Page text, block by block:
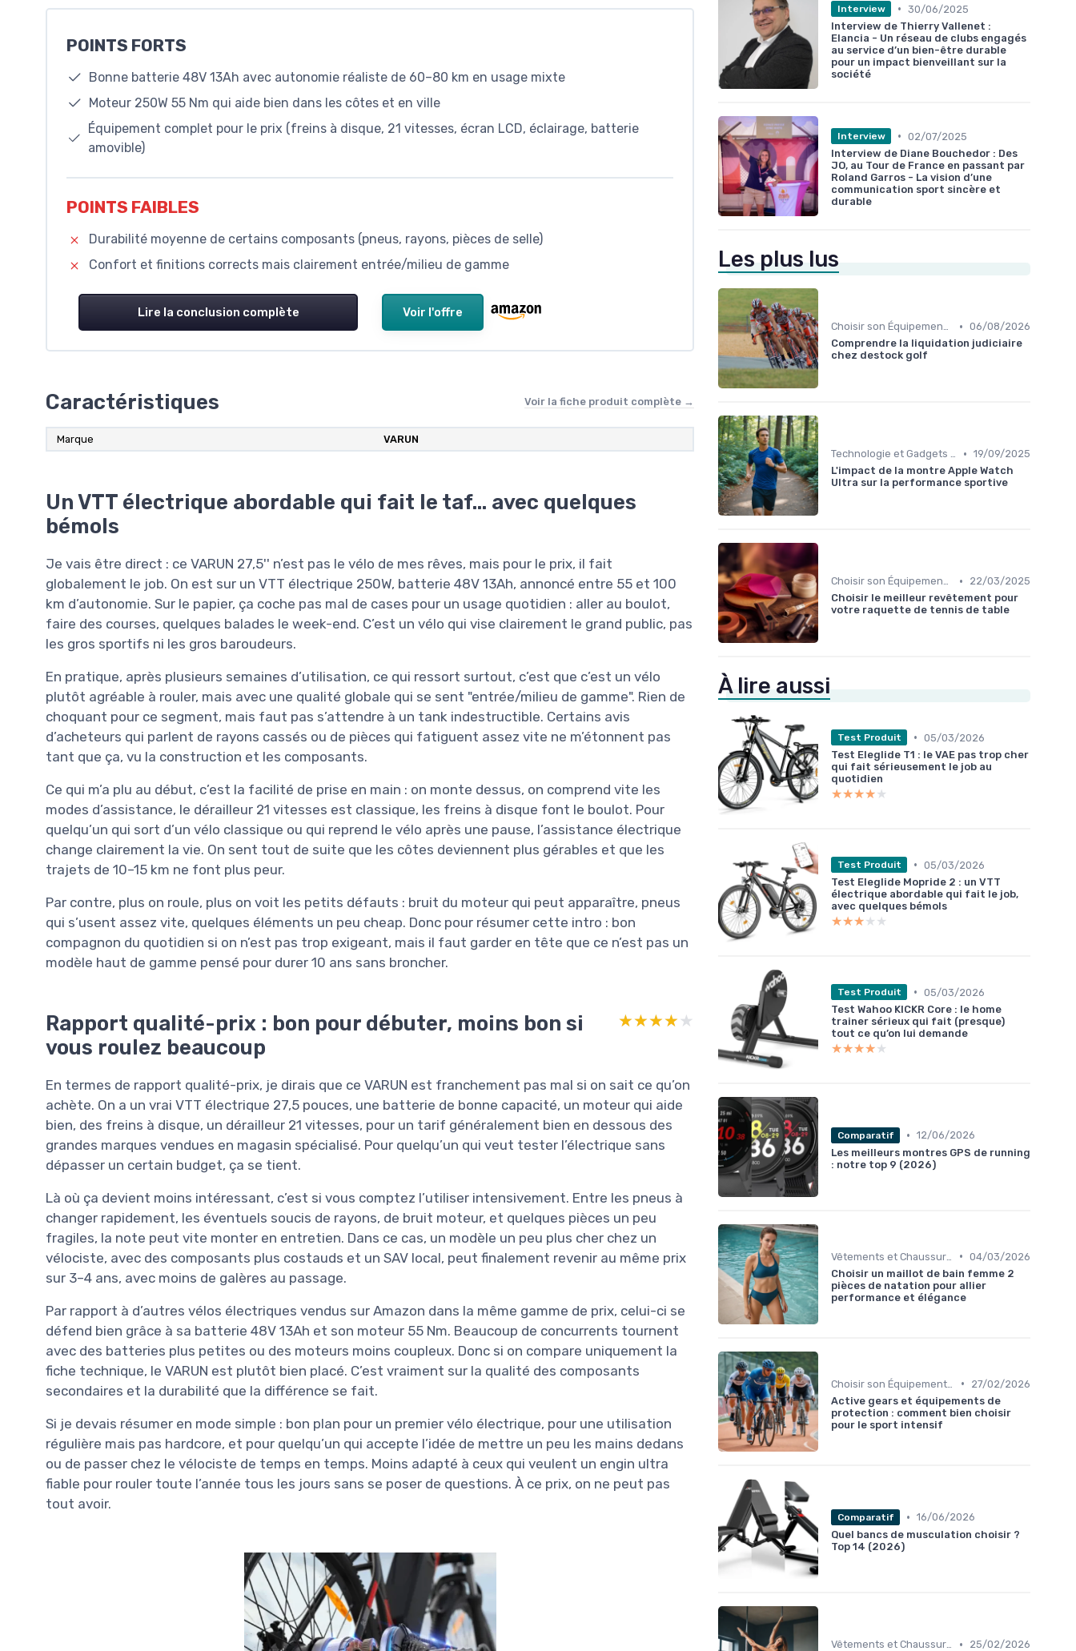
POINTS FORTS
Bonne batterie 48V 13Ah avec autonomie réaliste de 60–80 km en usage mixte
Moteur 250W 55 Nm qui aide bien dans les côtes et en ville
Équipement complet pour le prix (freins à disque, 21 vitesses, écran LCD, éclairage, batterie
amovible)
POINTS FAIBLES
Durabilité moyenne de certains composants (pneus, rayons, pièces de selle)
Confort et finitions corrects mais clairement entrée/milieu de gamme
Lire la conclusion complète Voir l'offre
Caractéristiques Voir la fiche produit complète →
Marque ‎VARUN
Un VTT électrique abordable qui fait le taf… avec quelques
bémols
Je vais être direct : ce VARUN 27,5'' n’est pas le vélo de mes rêves, mais pour le prix, il fait
globalement le job. On est sur un VTT électrique 250W, batterie 48V 13Ah, annoncé entre 55 et 100
km d’autonomie. Sur le papier, ça coche pas mal de cases pour un usage quotidien : aller au boulot,
faire des courses, quelques balades le week-end. C’est un vélo qui vise clairement le grand public, pas
les gros sportifs ni les gros baroudeurs.
En pratique, après plusieurs semaines d’utilisation, ce qui ressort surtout, c’est que c’est un vélo
plutôt agréable à rouler, mais avec une qualité globale qui se sent "entrée/milieu de gamme". Rien de
choquant pour ce segment, mais faut pas s’attendre à un tank indestructible. Certains avis
d’acheteurs qui parlent de rayons cassés ou de pièces qui fatiguent assez vite ne m’étonnent pas
tant que ça, vu la construction et les composants.
Ce qui m’a plu au début, c’est la facilité de prise en main : on monte dessus, on comprend vite les
modes d’assistance, le dérailleur 21 vitesses est classique, les freins à disque font le boulot. Pour
quelqu’un qui sort d’un vélo classique ou qui reprend le vélo après une pause, l’assistance électrique
change clairement la vie. On sent tout de suite que les côtes deviennent plus gérables et que les
trajets de 10–15 km ne font plus peur.
Par contre, plus on roule, plus on voit les petits défauts : bruit du moteur qui peut apparaître, pneus
qui s’usent assez vite, quelques éléments un peu cheap. Donc pour résumer cette intro : bon
compagnon du quotidien si on n’est pas trop exigeant, mais il faut garder en tête que ce n’est pas un
modèle haut de gamme pensé pour durer 10 ans sans broncher.
Rapport qualité-prix : bon pour débuter, moins bon si
vous roulez beaucoup
★★★★★
★★★★★
En termes de rapport qualité-prix, je dirais que ce VARUN est franchement pas mal si on sait ce qu’on
achète. On a un vrai VTT électrique 27,5 pouces, une batterie de bonne capacité, un moteur qui aide
bien, des freins à disque, un dérailleur 21 vitesses, pour un tarif généralement bien en dessous des
grandes marques vendues en magasin spécialisé. Pour quelqu’un qui veut tester l’électrique sans
dépasser un certain budget, ça se tient.
Là où ça devient moins intéressant, c’est si vous comptez l’utiliser intensivement. Entre les pneus à
changer rapidement, les éventuels soucis de rayons, de bruit moteur, et quelques pièces un peu
fragiles, la note peut vite monter en entretien. Dans ce cas, un modèle un peu plus cher chez un
vélociste, avec des composants plus costauds et un SAV local, peut finalement revenir au même prix
sur 3–4 ans, avec moins de galères au passage.
Par rapport à d’autres vélos électriques vendus sur Amazon dans la même gamme de prix, celui-ci se
défend bien grâce à sa batterie 48V 13Ah et son moteur 55 Nm. Beaucoup de concurrents tournent
avec des batteries plus petites ou des moteurs moins coupleux. Donc si on compare uniquement la
fiche technique, le VARUN est plutôt bien placé. C’est vraiment sur la qualité des composants
secondaires et la durabilité que la différence se fait.
Si je devais résumer en mode simple : bon plan pour un premier vélo électrique, pour une utilisation
régulière mais pas hardcore, et pour quelqu’un qui accepte l’idée de mettre un peu les mains dedans
ou de passer chez le vélociste de temps en temps. Moins adapté à ceux qui veulent un engin ultra
fiable pour rouler toute l’année tous les jours sans se poser de questions. À ce prix, on ne peut pas
tout avoir.
Interview • 30/06/2025
Interview de Thierry Vallenet :
Elancia - Un réseau de clubs engagés
au service d’un bien-être durable
pour un impact bienveillant sur la
société
Interview • 02/07/2025
Interview de Diane Bouchedor : Des
JO, au Tour de France en passant par
Roland Garros - La vision d’une
communication sport sincère et
durable
Les plus lus
Choisir son Équipement Sportif • 06/08/2026
Comprendre la liquidation judiciaire
chez destock golf
Technologie et Gadgets de Sport • 19/09/2025
L'impact de la montre Apple Watch
Ultra sur la performance sportive
Choisir son Équipement Sportif •
22/03/2025
Choisir le meilleur revêtement pour
votre raquette de tennis de table
À lire aussi
Test Produit • 05/03/2026
Test Eleglide T1 : le VAE pas trop cher
qui fait sérieusement le job au
quotidien
★★★★★
★★★★★
Test Produit • 05/03/2026
Test Eleglide Mopride 2 : un VTT
électrique abordable qui fait le job,
avec quelques bémols
★★★★★
★★★★★
Test Produit • 05/03/2026
Test Wahoo KICKR Core : le home
trainer sérieux qui fait (presque)
tout ce qu’on lui demande
★★★★★
★★★★★
Comparatif • 12/06/2026
Les meilleurs montres GPS de running
: notre top 9 (2026)
• 04/03/2026
Choisir un maillot de bain femme 2
pièces de natation pour allier
performance et élégance
•
27/02/2026
Active gears et équipements de
protection : comment bien choisir
pour le sport intensif
Comparatif • 16/06/2026
Quel bancs de musculation choisir ?
Top 14 (2026)
Vêtements et Chaussures de Sport • 25/02/2026